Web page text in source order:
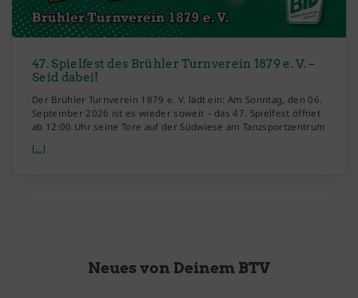
47. Spielfest des Brühler Turnverein 1879 e. V. –
Seid dabei!
Der Brühler Turnverein 1879 e. V. lädt ein: Am Sonntag, den 06.
September 2026 ist es wieder soweit – das 47. Spielfest öffnet
ab 12:00 Uhr seine Tore auf der Südwiese am Tanzsportzentrum
[...]
Neues von Deinem BTV